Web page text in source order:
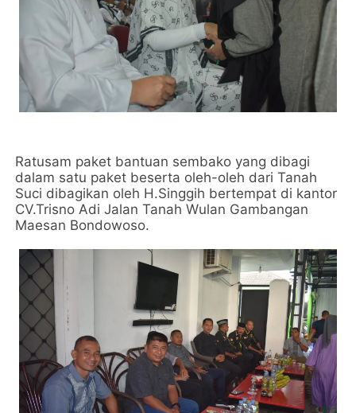
Ratusam paket bantuan sembako yang dibagi
dalam satu paket beserta oleh-oleh dari Tanah
Suci dibagikan oleh H.Singgih bertempat di kantor
CV.Trisno Adi Jalan Tanah Wulan Gambangan
Maesan Bondowoso.